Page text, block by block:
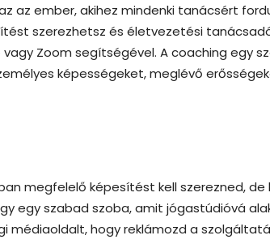
az ember, akihez mindenki tanácsért
szerezhetsz és életvezetési
Zoom segítségével. A coaching egy
képességeket, meglévő
megfelelő képesítést kell szerezned, de
egy szabad szoba, amit jógastúdióvá
médiaoldalt, hogy reklámozd a